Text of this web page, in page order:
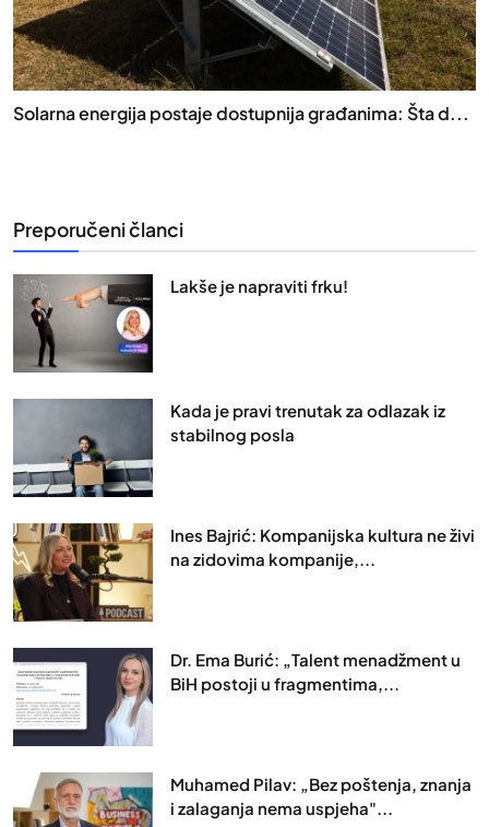
Solarna energija postaje dostupnija građanima: Šta d...
Preporučeni članci
Lakše je napraviti frku!
Kada je pravi trenutak za odlazak iz
stabilnog posla
Ines Bajrić: Kompanijska kultura ne živi
na zidovima kompanije,...
Dr. Ema Burić: „Talent menadžment u
BiH postoji u fragmentima,...
Muhamed Pilav: „Bez poštenja, znanja
i zalaganja nema uspjeha"...